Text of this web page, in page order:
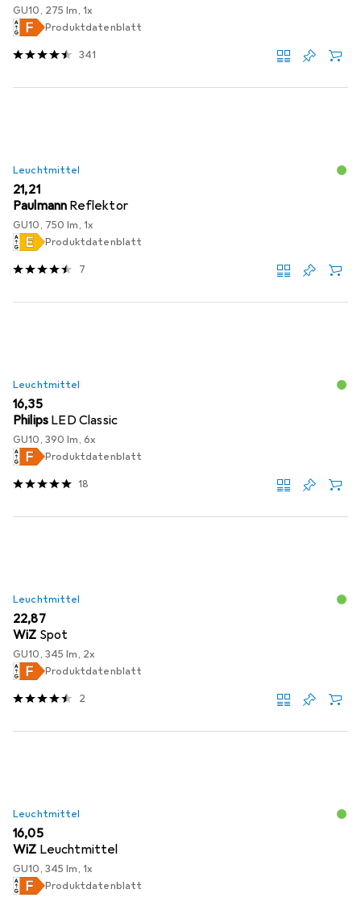
GU10, 275 lm, 1x
Produktdatenblatt
341
Leuchtmittel
EUR
21,21
Paulmann Reflektor
GU10, 750 lm, 1x
Produktdatenblatt
7
Leuchtmittel
EUR
16,35
Philips LED Classic
GU10, 390 lm, 6x
Produktdatenblatt
18
Leuchtmittel
EUR
22,87
WiZ Spot
GU10, 345 lm, 2x
Produktdatenblatt
2
Leuchtmittel
EUR
16,05
WiZ Leuchtmittel
GU10, 345 lm, 1x
Produktdatenblatt